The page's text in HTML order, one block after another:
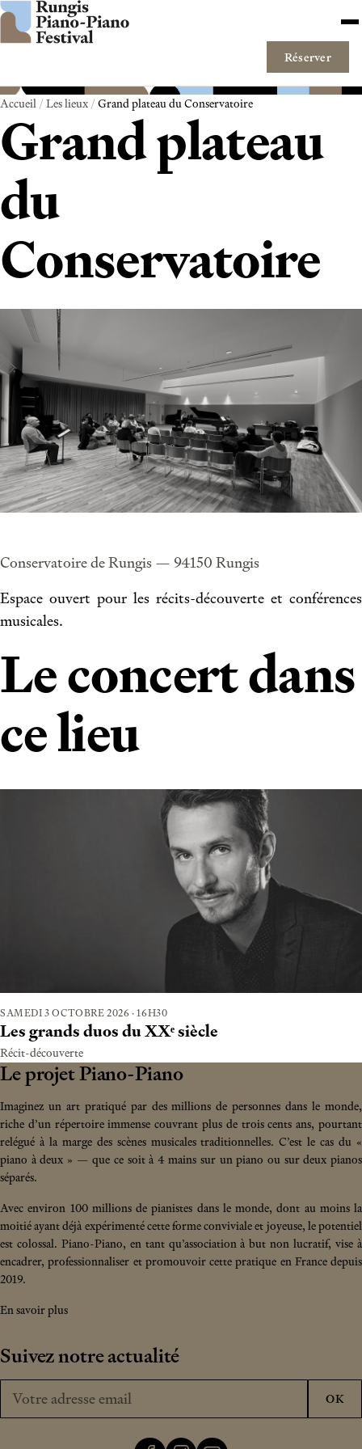
Aller au contenu
Réserver
Accueil/Les lieux/Grand plateau du Conservatoire
Grand plateau
du
Conservatoire
Conservatoire de Rungis — 94150 Rungis
Espace ouvert pour les récits-découverte et conférences
musicales.
Le concert dans
ce lieu
SAMEDI 3 OCTOBRE 2026 ·16H30
Les grands duos du XXᵉ siècle
Récit-découverte
Le projet Piano-Piano
Imaginez un art pratiqué par des millions de personnes dans le monde,
riche d’un répertoire immense couvrant plus de trois cents ans, pourtant
relégué à la marge des scènes musicales traditionnelles. C’est le cas du «
piano à deux » — que ce soit à 4 mains sur un piano ou sur deux pianos
séparés.
Avec environ 100 millions de pianistes dans le monde, dont au moins la
moitié ayant déjà expérimenté cette forme conviviale et joyeuse, le potentiel
est colossal. Piano-Piano, en tant qu’association à but non lucratif, vise à
encadrer, professionnaliser et promouvoir cette pratique en France depuis
2019.
En savoir plus
Suivez notre actualité
Votre adresse email OK